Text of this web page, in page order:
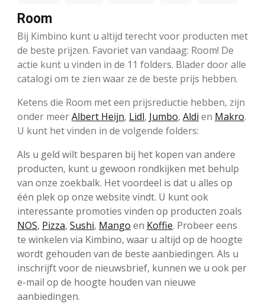
Room
Bij Kimbino kunt u altijd terecht voor producten met
de beste prijzen. Favoriet van vandaag: Room! De
actie kunt u vinden in de 11 folders. Blader door alle
catalogi om te zien waar ze de beste prijs hebben.
Ketens die Room met een prijsreductie hebben, zijn
onder meerAlbert Heijn, Lidl, Jumbo, Aldi en Makro.
U kunt het vinden in de volgende folders:
Als u geld wilt besparen bij het kopen van andere
producten, kunt u gewoon rondkijken met behulp
van onze zoekbalk. Het voordeel is dat u alles op
één plek op onze website vindt. U kunt ook
interessante promoties vinden op producten zoals
NOS, Pizza, Sushi, Mango en Koffie. Probeer eens
te winkelen via Kimbino, waar u altijd op de hoogte
wordt gehouden van de beste aanbiedingen. Als u
inschrijft voor de nieuwsbrief, kunnen we u ook per
e-mail op de hoogte houden van nieuwe
aanbiedingen.